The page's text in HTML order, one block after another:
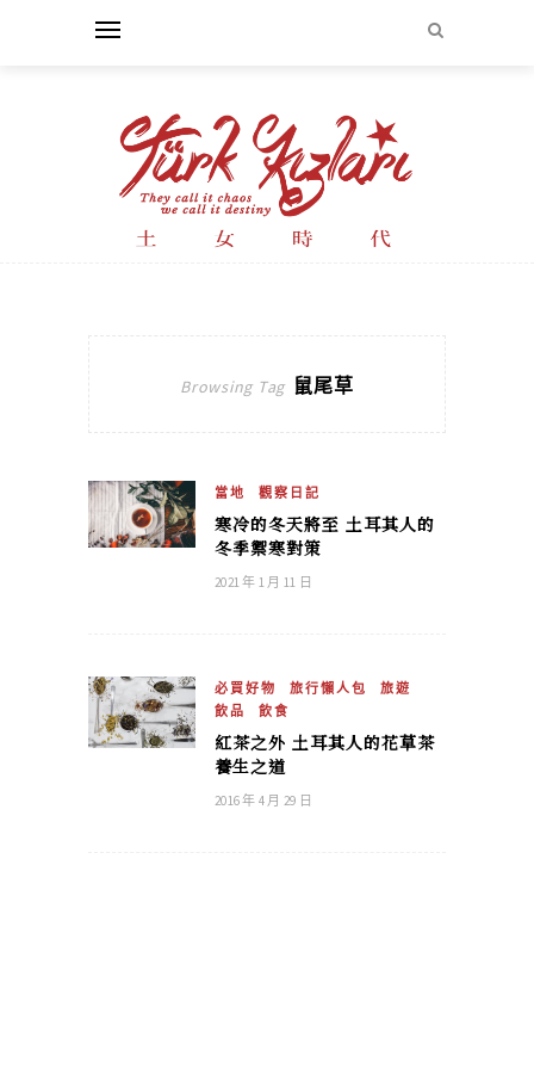
Browsing Tag 鼠尾草
當地 觀察日記
寒冷的冬天將至 土耳其人的
冬季禦寒對策
2021 年 1 月 11 日
必買好物 旅行懶人包
旅遊
飲品
飲食
紅茶之外 土耳其人的花草茶
養生之道
2016 年 4 月 29 日